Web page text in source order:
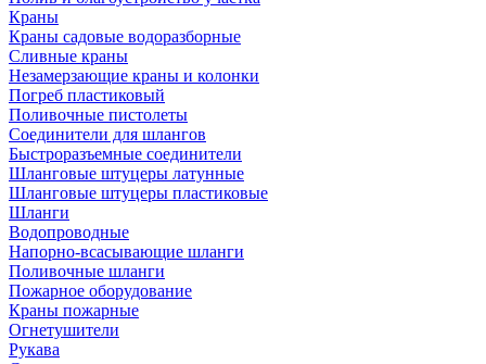
Краны
Краны садовые водоразборные
Сливные краны
Незамерзающие краны и колонки
Погреб пластиковый
Поливочные пистолеты
Соединители для шлангов
Быстроразъемные соединители
Шланговые штуцеры латунные
Шланговые штуцеры пластиковые
Шланги
Водопроводные
Напорно-всасывающие шланги
Поливочные шланги
Пожарное оборудование
Краны пожарные
Огнетушители
Рукава